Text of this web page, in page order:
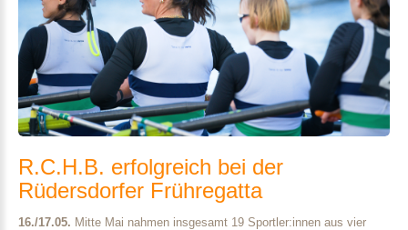
R.C.H.B. erfolgreich bei der
Rüdersdorfer Frühregatta
16./17.05. Mitte Mai nahmen insgesamt 19 Sportler:innen aus vier